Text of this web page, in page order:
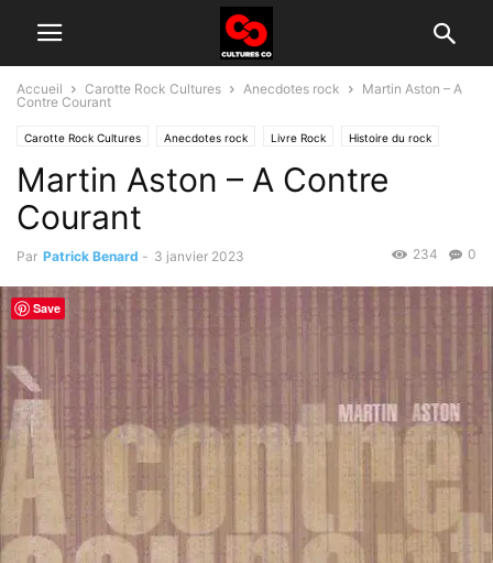
Accueil Carotte Rock Cultures Anecdotes rock
Martin Aston – A
Contre Courant
Carotte Rock Cultures Anecdotes rock Livre Rock Histoire du rock
Littérature Short Stories
Martin Aston – A Contre
Courant
Par Patrick Benard - 3 janvier 2023 0
234
Save